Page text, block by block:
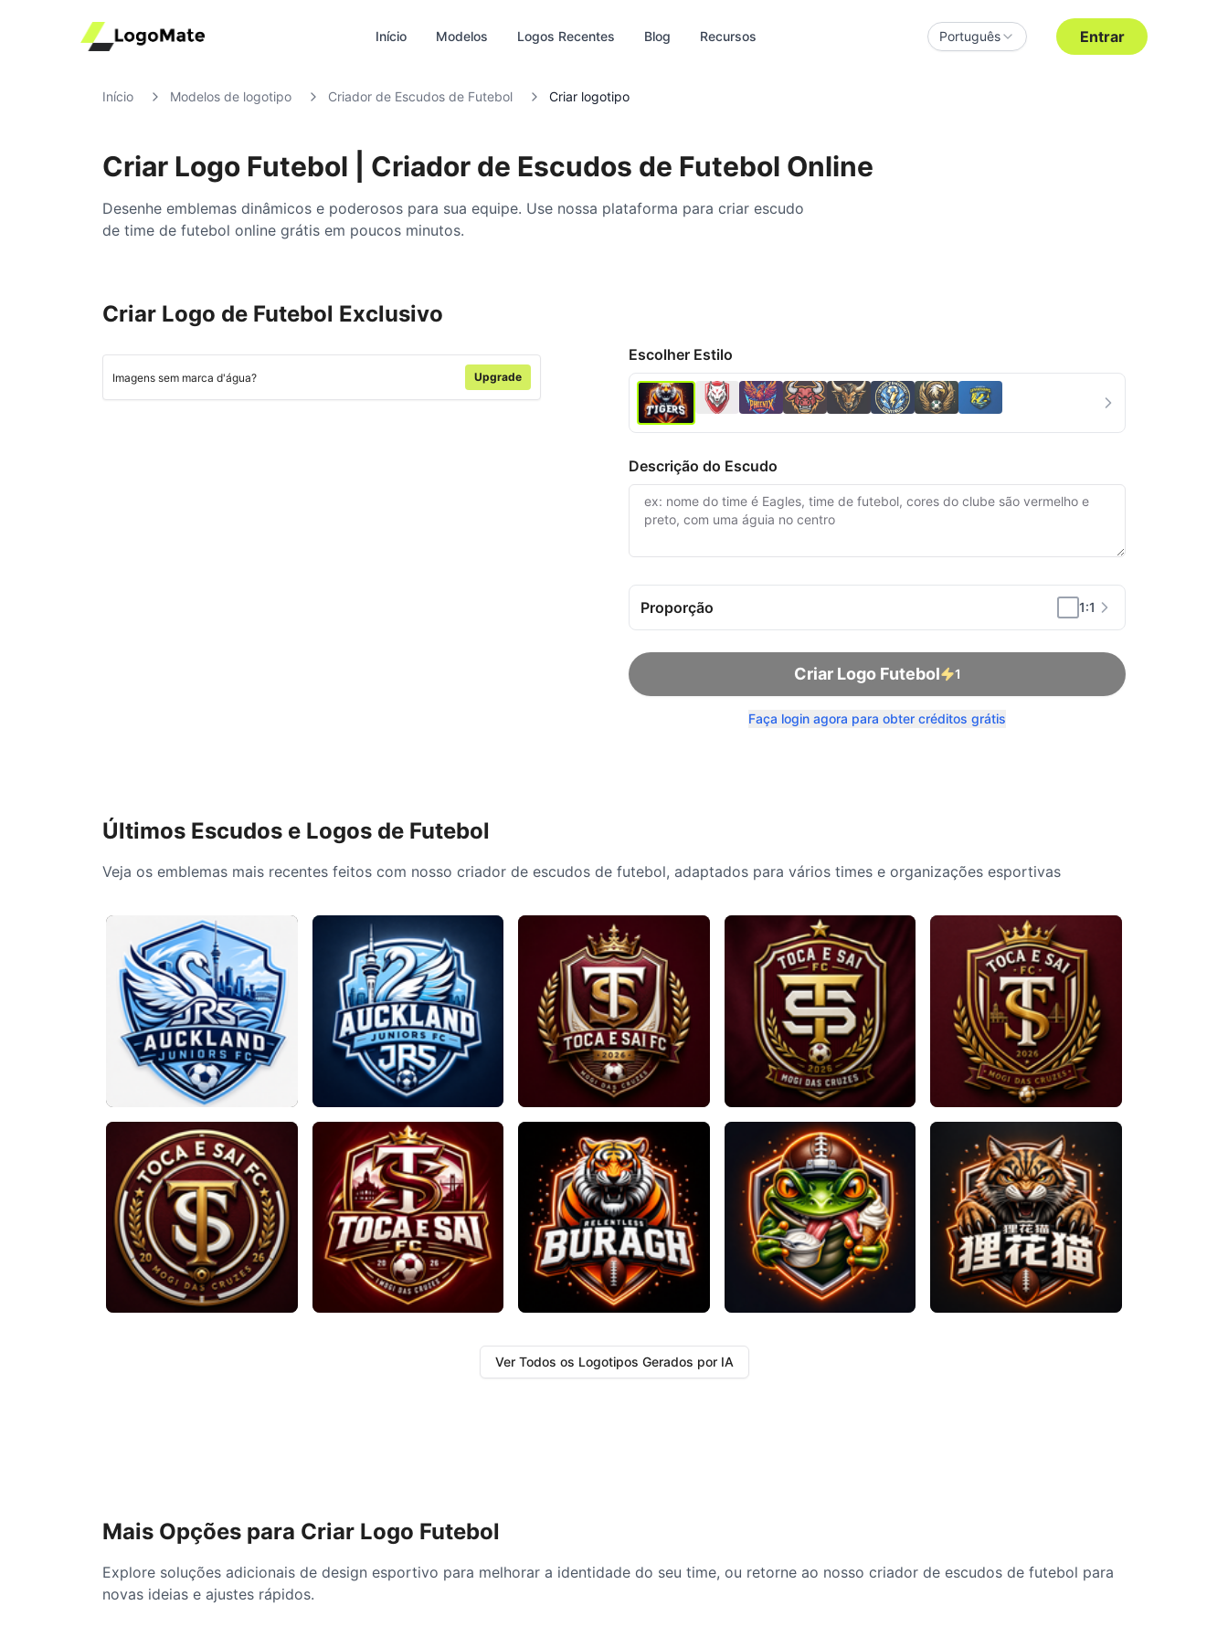
Início Modelos Logos Recentes Blog Recursos Português Entrar
Início Modelos de logotipo Criador de Escudos de Futebol Criar logotipo
Criar Logo Futebol | Criador de Escudos de Futebol Online
Desenhe emblemas dinâmicos e poderosos para sua equipe. Use nossa plataforma para criar escudo
de time de futebol online grátis em poucos minutos.
Criar Logo de Futebol Exclusivo
Ultra‑HD
Imagens sem marca d'água? Upgrade
Escolher Estilo
Descrição do Escudo
Proporção 1:1
Criar Logo Futebol 1
Faça login agora para obter créditos grátis
Últimos Escudos e Logos de Futebol
Veja os emblemas mais recentes feitos com nosso criador de escudos de futebol, adaptados para vários times e organizações esportivas
Ver Todos os Logotipos Gerados por IA
Mais Opções para Criar Logo Futebol
Explore soluções adicionais de design esportivo para melhorar a identidade do seu time, ou retorne ao nosso criador de escudos de futebol para
novas ideias e ajustes rápidos.